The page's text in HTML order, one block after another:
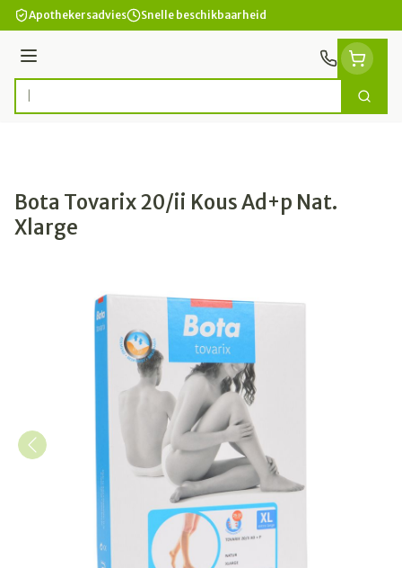
Ga naar de inhoud
Apothekersadvies Snelle beschikbaarheid
Menu
Product, merk, categorie... Zoek
Bota Tovarix 20/ii Kous Ad+p Nat.
Xlarge